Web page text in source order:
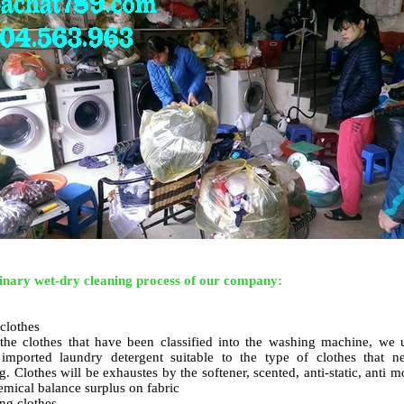
wet-dry cleaning process of our company:
clothes that have been classified into the washing machine, we
laundry detergent suitable to the type of clothes that
Clothes will be exhaustes by the softener, scented, anti-static, anti
balance surplus on fabric